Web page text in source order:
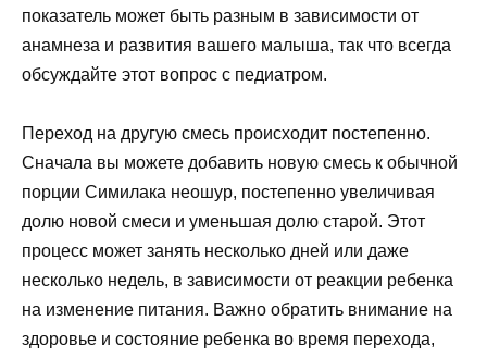
показатель может быть разным в зависимости от
анамнеза и развития вашего малыша, так что всегда
обсуждайте этот вопрос с педиатром.
Переход на другую смесь происходит постепенно.
Сначала вы можете добавить новую смесь к обычной
порции Симилака неошур, постепенно увеличивая
долю новой смеси и уменьшая долю старой. Этот
процесс может занять несколько дней или даже
несколько недель, в зависимости от реакции ребенка
на изменение питания. Важно обратить внимание на
здоровье и состояние ребенка во время перехода,